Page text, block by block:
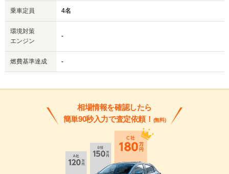
乗車定員 4名
環境対策
エンジン
-
燃費基準達成 -
相場情報を確認したら
簡単90秒入力で査定依頼！ (無料)